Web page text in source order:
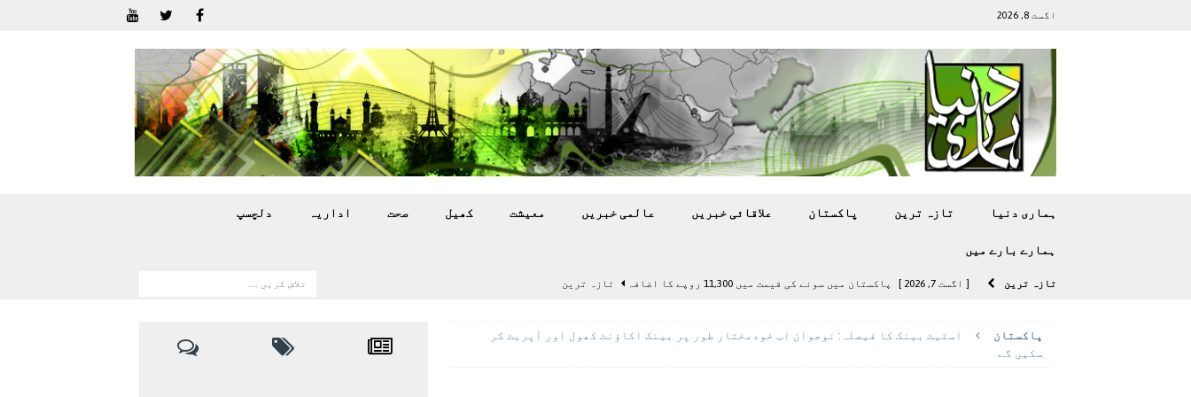
اگست 8, 2026
ہماری دنیا تازہ ترين پاکستان علاقائی خبريں عالمی خبريں معيشت کھيل صحت اداريہ دلچسپ
ہمارے بارے ميں
تازہ ترين [ اگست 7, 2026 ] پاکستان میں سونے کی قیمت میں 11,300 روپے کا اضافہ تازہ ترين
پاکستان
پاکستان
اسٹیٹ بینک کا فیصلہ: نوجوان اب خودمختار طور پر بینک اکاؤنٹ کھول اور آپریٹ کر
سکیں گے